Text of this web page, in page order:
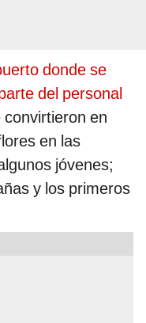
donde se
del personal
convirtieron en
en las
jóvenes;
y los primeros